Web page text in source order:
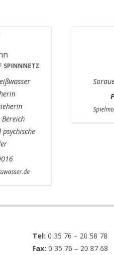
SPINNNETZ
Tel: 0 35 76 – 20 58 78
Fax: 0 35 76 – 20 87 68